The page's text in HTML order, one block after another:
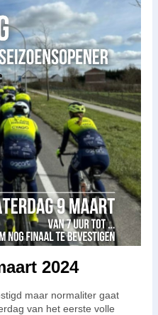
2024
maar normaliter gaat
van het eerste volle